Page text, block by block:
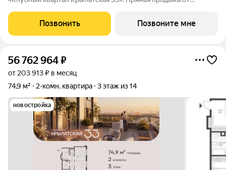
западе Москвы от специализированного застройщика
«Сияние». Комплекс расположен всего
Позвонить Позвоните мне
56 762 964₽
от 203 913 ₽ в месяц
74,9 м²
2-комн. квартира 3 этаж из 14
новостройка